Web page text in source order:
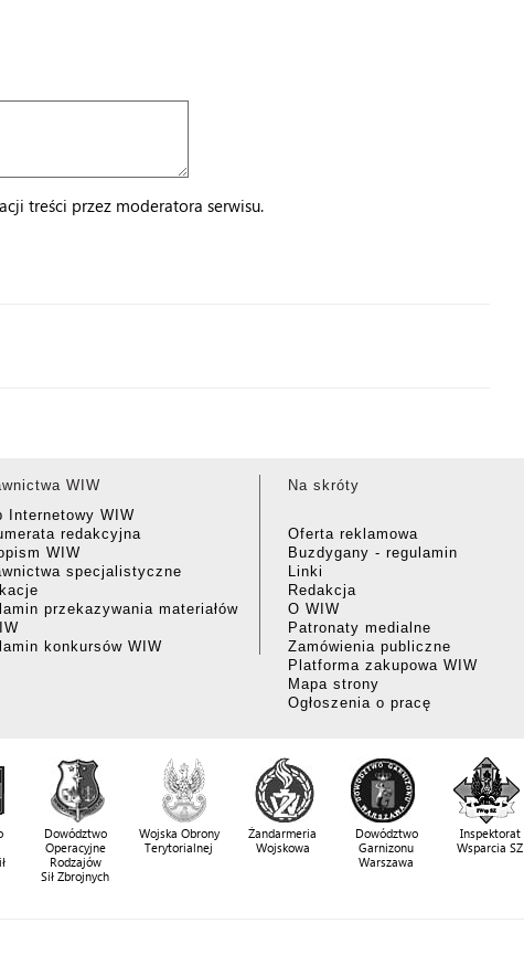
treści przez moderatora serwisu.
WIW
Internetowy WIW
redakcyjna
WIW
specjalistyczne
przekazywania materiałów
konkursów WIW
Na skróty
Oferta reklamowa
Buzdygany - regulamin
Linki
Redakcja
O WIW
Patronaty medialne
Zamówienia publiczne
Platforma zakupowa WIW
Mapa strony
Ogłoszenia o pracę
Dowództwo
Operacyjne
Rodzajów
Sił Zbrojnych
Wojska Obrony
Terytorialnej
Żandarmeria
Wojskowa
Dowództwo
Garnizonu
Warszawa
Inspektorat
Wsparcia SZ